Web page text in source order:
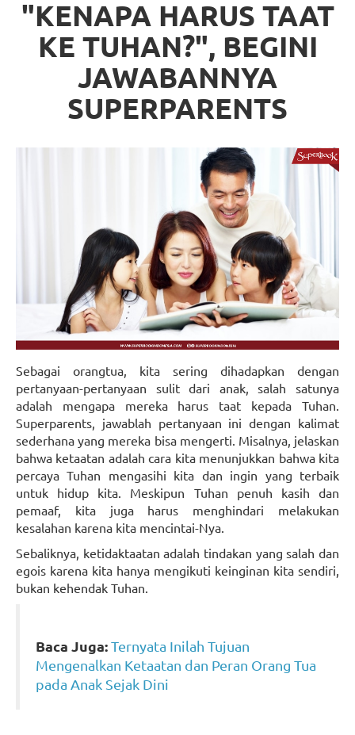
"KENAPA HARUS TAAT
KE TUHAN?", BEGINI
JAWABANNYA
SUPERPARENTS
Sebagai orangtua, kita sering dihadapkan dengan
pertanyaan-pertanyaan sulit dari anak, salah satunya
adalah mengapa mereka harus taat kepada Tuhan.
Superparents, jawablah pertanyaan ini dengan kalimat
sederhana yang mereka bisa mengerti. Misalnya, jelaskan
bahwa ketaatan adalah cara kita menunjukkan bahwa kita
percaya Tuhan mengasihi kita dan ingin yang terbaik
untuk hidup kita. Meskipun Tuhan penuh kasih dan
pemaaf, kita juga harus menghindari melakukan
kesalahan karena kita mencintai-Nya.
Sebaliknya, ketidaktaatan adalah tindakan yang salah dan
egois karena kita hanya mengikuti keinginan kita sendiri,
bukan kehendak Tuhan.
Baca Juga:Ternyata Inilah Tujuan
Mengenalkan Ketaatan dan Peran Orang Tua
pada Anak Sejak Dini